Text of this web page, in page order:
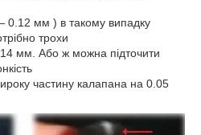
мм ) в такому випадку
трохи
мм. Або ж можна підточити
частину калапана на 0.05